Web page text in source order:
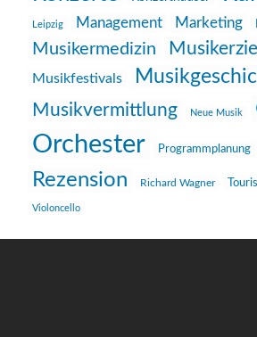
Leipzig Management Marketing
Musikermedizin
Musikfestivals
Musikvermittlung Neue Musik
Orchester Programmplanung
Rezension Richard Wagner
Violoncello